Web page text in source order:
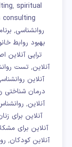
, spiritual
روانشناسی,
بهبود روابط
تراپی آنلاین
آنلاین, تست
آنلاین
درمان شناختی
آنلاین,
آنلاین برای
آنلاین برای
آنلاین کودکان,